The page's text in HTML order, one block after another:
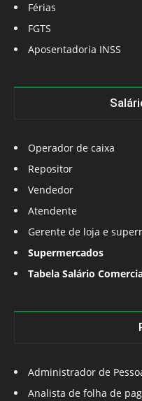
Férias
FGTS
Aposentadoria INSS
Operador de caixa
Repositor
Vendedor
Atendente
Gerente de loja e
Supermercados
Tabela Salário
Administrador de
Analista de folha de